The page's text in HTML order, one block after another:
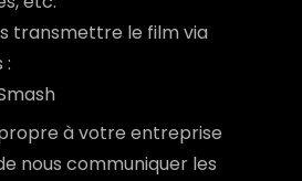
transmettre le film via
:
à votre entreprise
nous communiquer les